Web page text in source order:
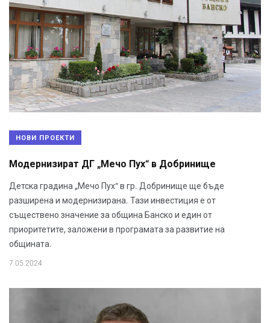
НОВИ ПРОЕКТИ
Модернизират ДГ „Мечо Пух“ в Добринище
Детска градина „Мечо Пух“ в гр. Добринище ще бъде
разширена и модернизирана. Тази инвестиция е от
съществено значение за община Банско и един от
приоритетите, заложени в програмата за развитие на
общината.
7.05.2024